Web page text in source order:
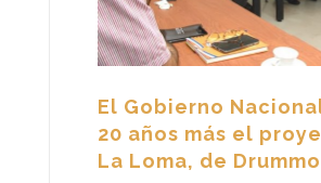
El Gobierno
20 años más el
La Loma, de